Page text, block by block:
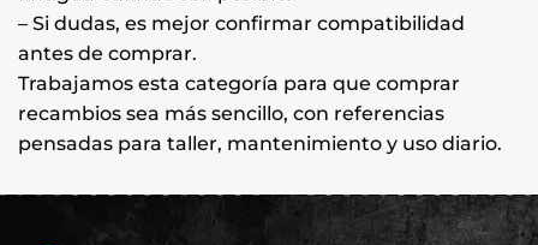
– Si dudas, es mejor confirmar compatibilidad
antes de comprar.
Trabajamos esta categoría para que comprar
recambios sea más sencillo, con referencias
pensadas para taller, mantenimiento y uso diario.